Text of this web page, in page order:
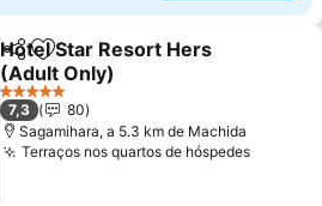
PartilharAdicionar aos favoritos
Hotel Star Resort Hers
(Adult Only)
5 Estrelas
7,3
80
Sagamihara, a 5.3 km de Machida
Terraços nos quartos de hóspedes